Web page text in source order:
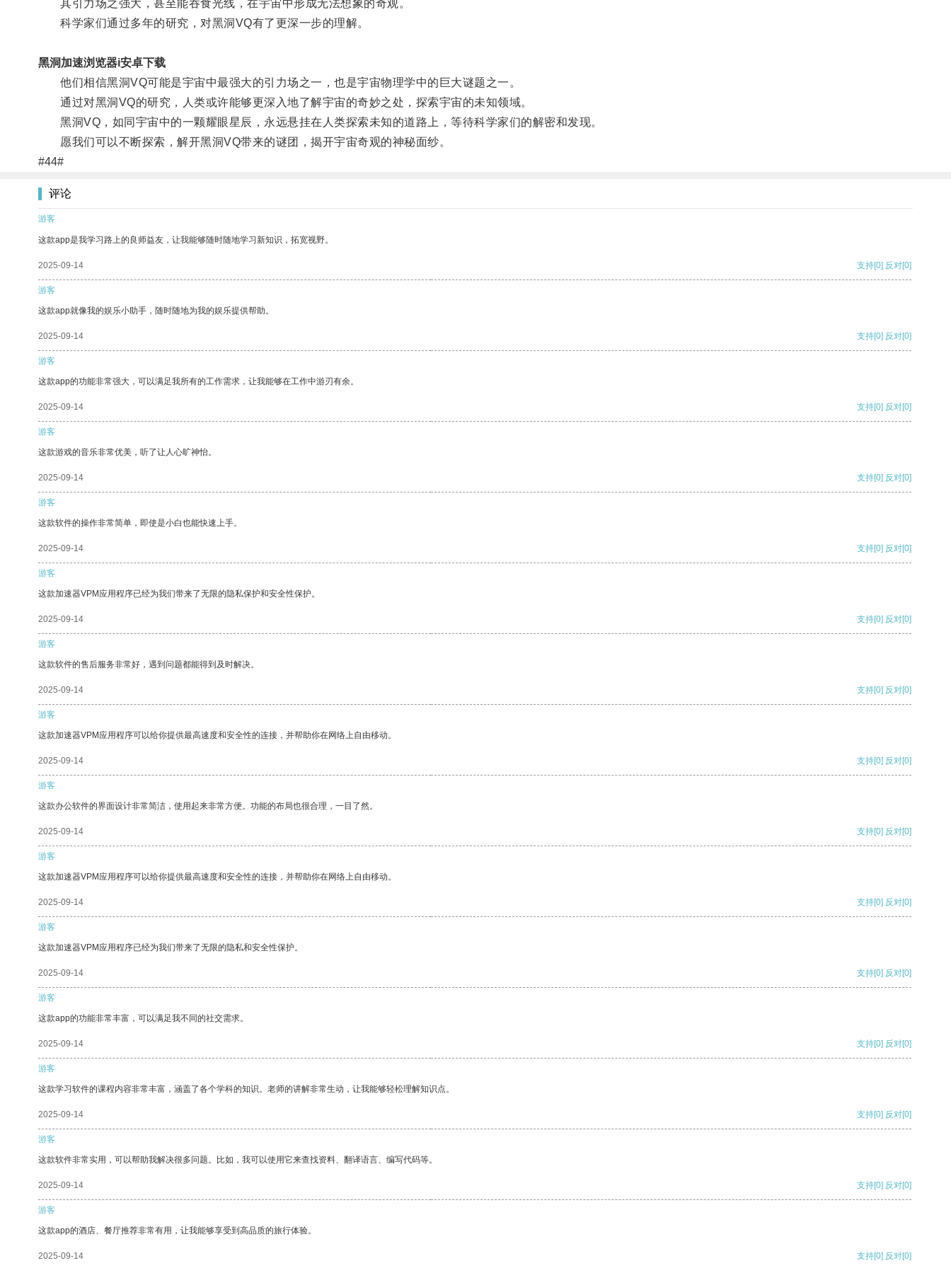
其引力场之强大，甚至能吞食光线，在宇宙中形成无法想象的奇观。
科学家们通过多年的研究，对黑洞VQ有了更深一步的理解。
黑洞加速浏览器i安卓下载
他们相信黑洞VQ可能是宇宙中最强大的引力场之一，也是宇宙物理学中的巨大谜题之一。
通过对黑洞VQ的研究，人类或许能够更深入地了解宇宙的奇妙之处，探索宇宙的未知领域。
黑洞VQ，如同宇宙中的一颗耀眼星辰，永远悬挂在人类探索未知的道路上，等待科学家们的解密和发现。
愿我们可以不断探索，解开黑洞VQ带来的谜团，揭开宇宙奇观的神秘面纱。
#44#
评论
游客
这款app是我学习路上的良师益友，让我能够随时随地学习新知识，拓宽视野。
2025-09-14 支持[0] 反对[0]
游客
这款app就像我的娱乐小助手，随时随地为我的娱乐提供帮助。
2025-09-14 支持[0] 反对[0]
游客
这款app的功能非常强大，可以满足我所有的工作需求，让我能够在工作中游刃有余。
2025-09-14 支持[0] 反对[0]
游客
这款游戏的音乐非常优美，听了让人心旷神怡。
2025-09-14 支持[0] 反对[0]
游客
这款软件的操作非常简单，即使是小白也能快速上手。
2025-09-14 支持[0] 反对[0]
游客
这款加速器VPM应用程序已经为我们带来了无限的隐私保护和安全性保护。
2025-09-14 支持[0] 反对[0]
游客
这款软件的售后服务非常好，遇到问题都能得到及时解决。
2025-09-14 支持[0] 反对[0]
游客
这款加速器VPM应用程序可以给你提供最高速度和安全性的连接，并帮助你在网络上自由移动。
2025-09-14 支持[0] 反对[0]
游客
这款办公软件的界面设计非常简洁，使用起来非常方便。功能的布局也很合理，一目了然。
2025-09-14 支持[0] 反对[0]
游客
这款加速器VPM应用程序可以给你提供最高速度和安全性的连接，并帮助你在网络上自由移动。
2025-09-14 支持[0] 反对[0]
游客
这款加速器VPM应用程序已经为我们带来了无限的隐私和安全性保护。
2025-09-14 支持[0] 反对[0]
游客
这款app的功能非常丰富，可以满足我不同的社交需求。
2025-09-14 支持[0] 反对[0]
游客
这款学习软件的课程内容非常丰富，涵盖了各个学科的知识。老师的讲解非常生动，让我能够轻松理解知识点。
2025-09-14 支持[0] 反对[0]
游客
这款软件非常实用，可以帮助我解决很多问题。比如，我可以使用它来查找资料、翻译语言、编写代码等。
2025-09-14 支持[0] 反对[0]
游客
这款app的酒店、餐厅推荐非常有用，让我能够享受到高品质的旅行体验。
2025-09-14 支持[0] 反对[0]